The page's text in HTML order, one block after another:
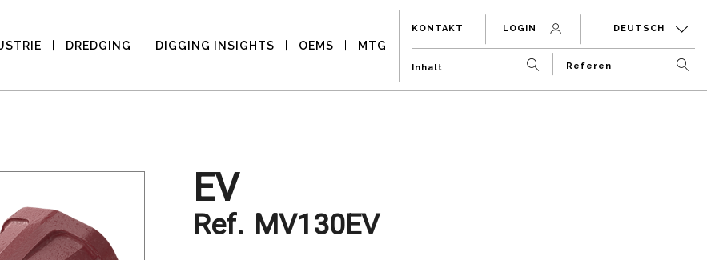
DREDGING DIGGING INSIGHTS OEMS MTG
KONTAKT LOGIN DEUTSCH
EV
Ref. MV130EV